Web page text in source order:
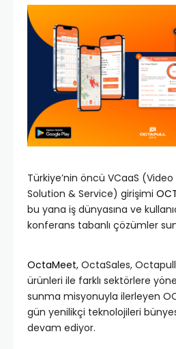
Türkiye’nin öncü VCaaS
Solution & Service) girişimi
bu yana iş dünyasına ve
konferans tabanlı çözümler
OctaMeet, OctaSales,
ürünleri ile farklı sektörlere
sunma misyonuyla ilerleyen
gün yenilikçi teknolojileri
devam ediyor.